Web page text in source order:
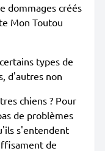
dommages créés
Mon Toutou
types de
d'autres non
chiens ? Pour
de problèmes
s'entendent
de